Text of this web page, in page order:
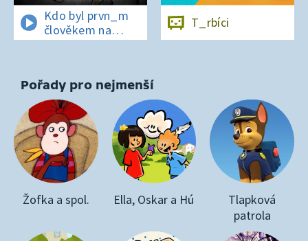
Kdo byl prvn_m
člověkem na
Měs_ci?
T_rbíci
Pořady pro nejmenší
Žofka a spol. Ella, Oskar a Hú
Tlapková
patrola